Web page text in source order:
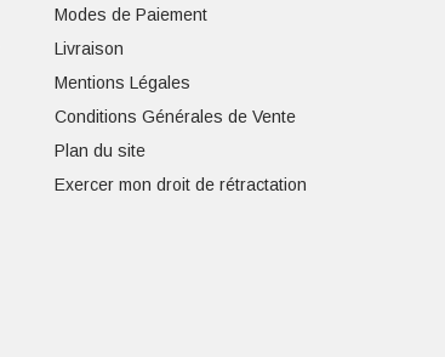
Modes de Paiement
Livraison
Mentions Légales
Conditions Générales de Vente
Plan du site
Exercer mon droit de rétractation